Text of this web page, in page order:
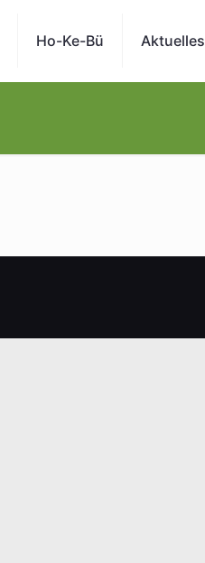
Ho-Ke-Bü Aktuelles